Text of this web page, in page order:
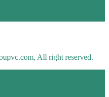
All right reserved.